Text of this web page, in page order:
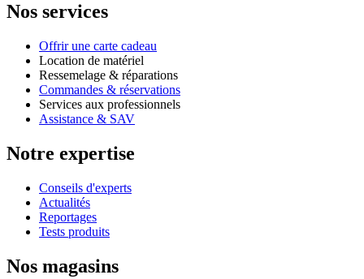
Nos services
Offrir une carte cadeau
Location de matériel
Ressemelage & réparations
Commandes & réservations
Services aux professionnels
Assistance & SAV
Notre expertise
Conseils d'experts
Actualités
Reportages
Tests produits
Nos magasins